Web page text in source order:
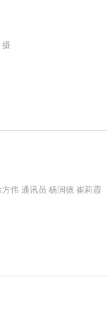
通讯员 杨润德 崔莉霞